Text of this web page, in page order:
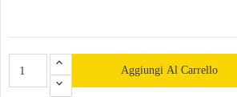
Aggiungi Al Carrello